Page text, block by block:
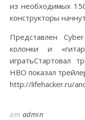
из необходимых
конструкторы
Представлен
колонки и
игратьСтартовал
HBO показал
http://lifehacker.ru/
от admin